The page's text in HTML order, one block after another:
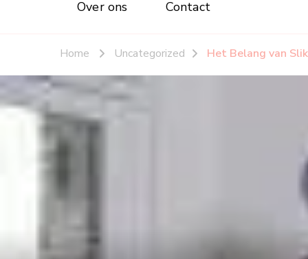
Over ons Contact
Home Uncategorized Het Belang van